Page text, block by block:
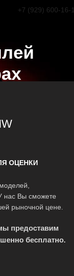
+7 (929) 600-16-
ОЦЕНКИ
нас Вы сможете
рыночной цене.
предоставим
бесплатно.